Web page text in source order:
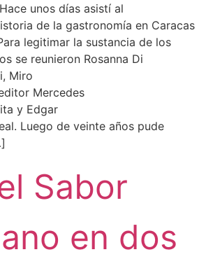
unos días asistí al
de la gastronomía en Caracas
legitimar la sustancia de los
se reunieron Rosanna Di
Miro
Mercedes
y Edgar
Luego de veinte años pude
Sabor
en dos